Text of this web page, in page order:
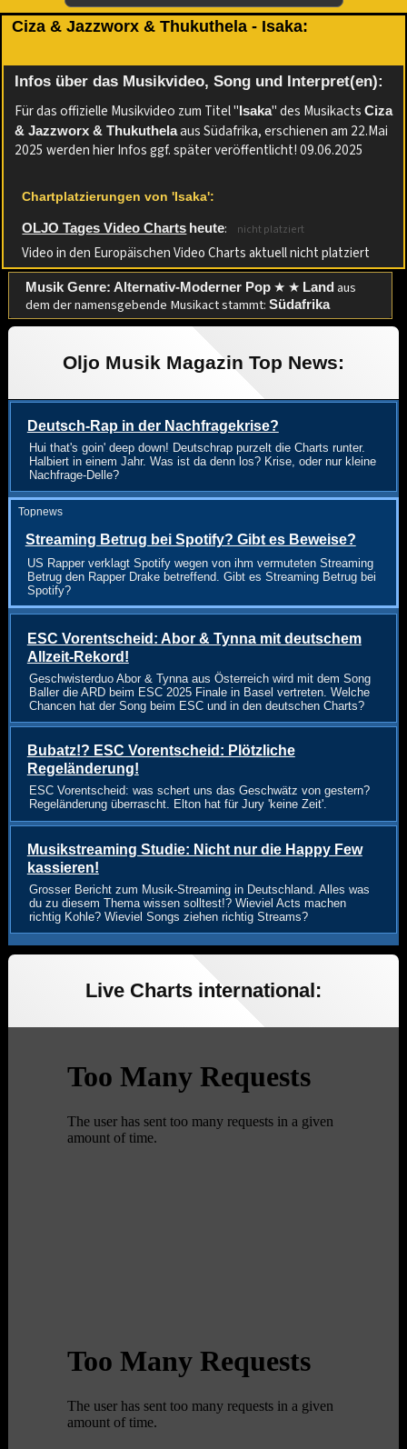
Ciza & Jazzworx & Thukuthela - Isaka:
Infos über das Musikvideo, Song und Interpret(en):
Für das offizielle Musikvideo zum Titel "Isaka" des Musikacts Ciza
& Jazzworx & Thukuthelaaus Südafrika, erschienen am 22.Mai
2025 werden hier Infos ggf. später veröffentlicht! 09.06.2025
Chartplatzierungen von 'Isaka':
OLJO Tages Video Charts heute: nicht platziert
Video in den Europäischen Video Charts aktuell nicht platziert
Musik Genre: Alternativ-Moderner Pop★ ★ Landaus
dem der namensgebende Musikact stammt: Südafrika
Oljo Musik Magazin Top News:
Deutsch-Rap in der Nachfragekrise?
Hui that's goin' deep down! Deutschrap purzelt die Charts runter.
Halbiert in einem Jahr. Was ist da denn los? Krise, oder nur kleine
Nachfrage-Delle?
Topnews
Streaming Betrug bei Spotify? Gibt es Beweise?
US Rapper verklagt Spotify wegen von ihm vermuteten Streaming
Betrug den Rapper Drake betreffend. Gibt es Streaming Betrug bei
Spotify?
ESC Vorentscheid: Abor & Tynna mit deutschem
Allzeit-Rekord!
Geschwisterduo Abor & Tynna aus Österreich wird mit dem Song
Baller die ARD beim ESC 2025 Finale in Basel vertreten. Welche
Chancen hat der Song beim ESC und in den deutschen Charts?
Bubatz!? ESC Vorentscheid: Plötzliche
Regeländerung!
ESC Vorentscheid: was schert uns das Geschwätz von gestern?
Regeländerung überrascht. Elton hat für Jury 'keine Zeit'.
Musikstreaming Studie: Nicht nur die Happy Few
kassieren!
Grosser Bericht zum Musik-Streaming in Deutschland. Alles was
du zu diesem Thema wissen solltest!? Wieviel Acts machen
richtig Kohle? Wieviel Songs ziehen richtig Streams?
Live Charts international: